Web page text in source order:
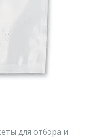
для отбора и